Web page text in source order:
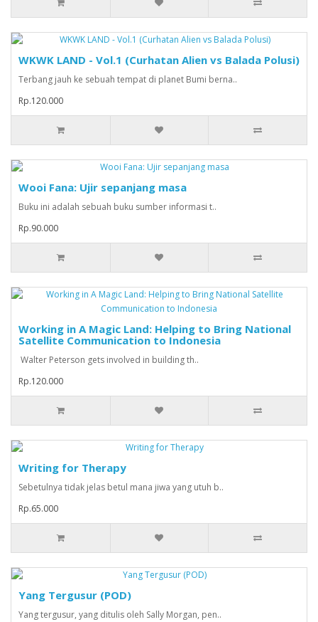
WKWK LAND - Vol.1 (Curhatan Alien vs Balada Polusi)
Terbang jauh ke sebuah tempat di planet Bumi berna..
Rp.120.000
Wooi Fana: Ujir sepanjang masa
Buku ini adalah sebuah buku sumber informasi t..
Rp.90.000
Working in A Magic Land: Helping to Bring National
Satellite Communication to Indonesia
Walter Peterson gets involved in building th..
Rp.120.000
Writing for Therapy
Sebetulnya tidak jelas betul mana jiwa yang utuh b..
Rp.65.000
Yang Tergusur (POD)
Yang tergusur, yang ditulis oleh Sally Morgan, pen..